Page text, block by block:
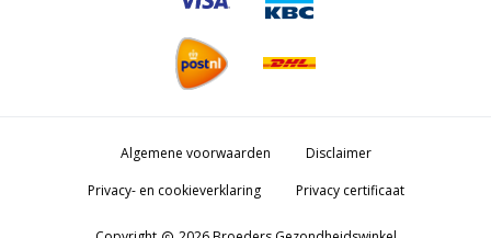
Algemene voorwaarden
Disclaimer
Privacy- en cookieverklaring
Privacy certificaat